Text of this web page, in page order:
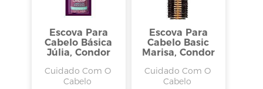
Escova Para
Cabelo Básica
Júlia, Condor
Cuidado Com O
Cabelo
Escova Para
Cabelo Basic
Marisa, Condor
Cuidado Com O
Cabelo